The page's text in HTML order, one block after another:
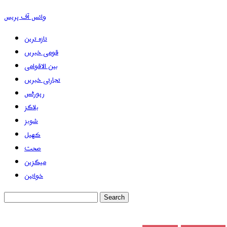
وائس آف پریس
تازہ ترین
قومی خبریں
بین الاقوامی
تجارتی خبریں
رپورٹس
بلاگز
شوبز
کھیل
صحت
میگزین
خواتین